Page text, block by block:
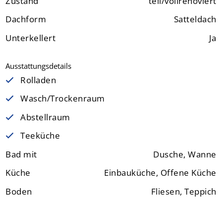
Dachform
Satteldach
Unterkellert
Ja
Ausstattungsdetails
Rolladen
Wasch/Trockenraum
Abstellraum
Teeküche
Bad mit
Dusche, Wanne
Küche
Einbauküche, Offene Küche
Boden
Fliesen, Teppich